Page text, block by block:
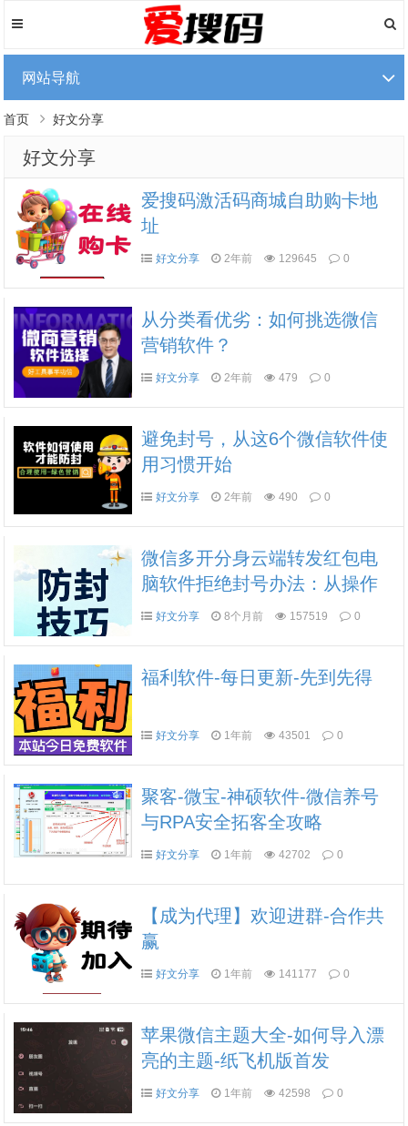
网站导航
首页 好文分享
好文分享
爱搜码激活码商城自助购卡地
址
好文分享 2年前 129645 0
从分类看优劣：如何挑选微信
营销软件？
好文分享 2年前 479 0
避免封号，从这6个微信软件使
用习惯开始
好文分享 2年前 490 0
微信多开分身云端转发红包电
脑软件拒绝封号办法：从操作
到环境全流程避坑
好文分享 8个月前 157519 0
福利软件-每日更新-先到先得
好文分享 1年前 43501 0
聚客-微宝-神硕软件-微信养号
与RPA安全拓客全攻略
好文分享 1年前 42702 0
【成为代理】欢迎进群-合作共
赢
好文分享 1年前 141177 0
苹果微信主题大全-如何导入漂
亮的主题-纸飞机版首发
好文分享 1年前 42598 0